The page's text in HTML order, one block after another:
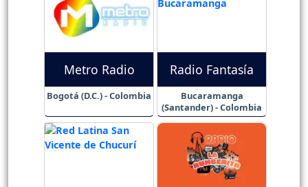
Metro Radio
Bogotá (D.C.) - Colombia
Radio Fantasía
Bucaramanga
(Santander) - Colombia